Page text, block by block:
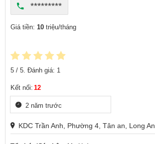
*********
Giá tiền: 10 triệu/tháng
5 / 5. Đánh giá: 1
Kết nối: 12
2 năm trước
KDC Trần Anh, Phường 4, Tân an, Long An